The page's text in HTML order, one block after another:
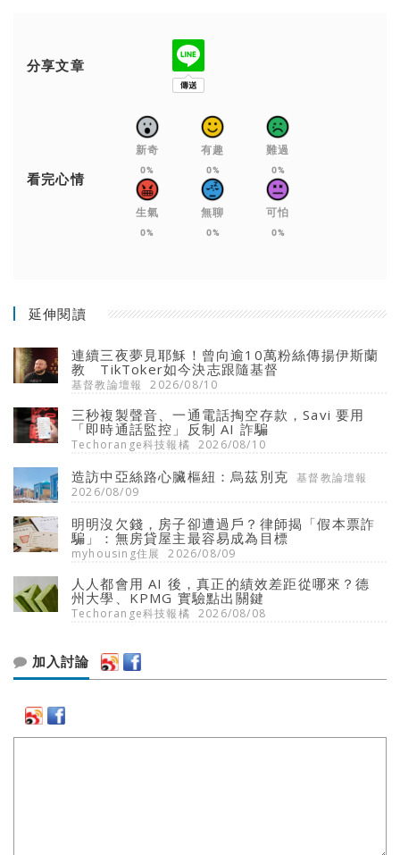
分享文章
看完心情
新奇
0%
有趣
0%
難過
0%
生氣
0%
無聊
0%
可怕
0%
延伸閱讀
連續三夜夢見耶穌！曾向逾10萬粉絲傳揚伊斯蘭
教 TikToker如今決志跟隨基督
基督教論壇報 2026/08/10
三秒複製聲音、一通電話掏空存款，Savi 要用
「即時通話監控」反制 AI 詐騙
Techorange科技報橘 2026/08/10
造訪中亞絲路心臟樞紐：烏茲別克
基督教論壇報
2026/08/09
明明沒欠錢，房子卻遭過戶？律師揭「假本票詐
騙」：無房貸屋主最容易成為目標
myhousing住展 2026/08/09
人人都會用 AI 後，真正的績效差距從哪來？德
州大學、KPMG 實驗點出關鍵
Techorange科技報橘 2026/08/08
加入討論